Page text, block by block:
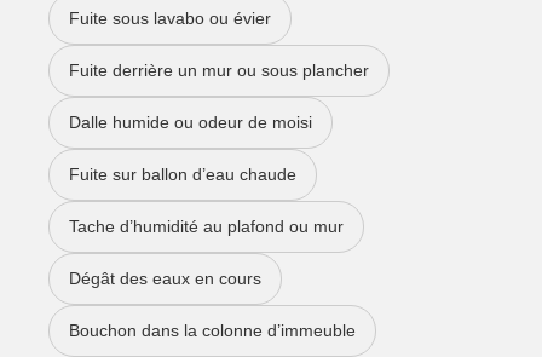
Fuite sous lavabo ou évier
Fuite derrière un mur ou sous plancher
Dalle humide ou odeur de moisi
Fuite sur ballon d’eau chaude
Tache d’humidité au plafond ou mur
Dégât des eaux en cours
Bouchon dans la colonne d’immeuble